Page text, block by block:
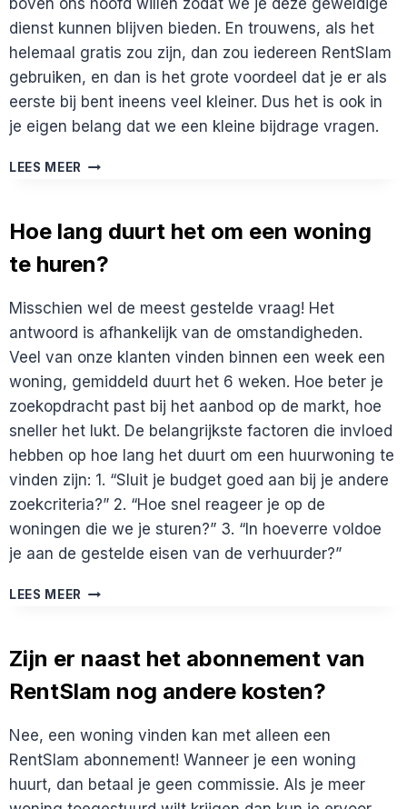
boven ons hoofd willen zodat we je deze geweldige
dienst kunnen blijven bieden. En trouwens, als het
helemaal gratis zou zijn, dan zou iedereen RentSlam
gebruiken, en dan is het grote voordeel dat je er als
eerste bij bent ineens veel kleiner. Dus het is ook in
je eigen belang dat we een kleine bijdrage vragen.
LEES MEER WAAROM
GRATIS?
Hoe lang duurt het om een woning
te huren?
Misschien wel de meest gestelde vraag! Het
antwoord is afhankelijk van de omstandigheden.
Veel van onze klanten vinden binnen een week een
woning, gemiddeld duurt het 6 weken. Hoe beter je
zoekopdracht past bij het aanbod op de markt, hoe
sneller het lukt. De belangrijkste factoren die invloed
hebben op hoe lang het duurt om een huurwoning te
vinden zijn: 1. “Sluit je budget goed aan bij je andere
zoekcriteria?” 2. “Hoe snel reageer je op de
woningen die we je sturen?” 3. “In hoeverre voldoe
je aan de gestelde eisen van de verhuurder?”
LEES MEER HOE
OM
EEN
HUREN?
Zijn er naast het abonnement van
RentSlam nog andere kosten?
Nee, een woning vinden kan met alleen een
RentSlam abonnement! Wanneer je een woning
huurt, dan betaal je geen commissie. Als je meer